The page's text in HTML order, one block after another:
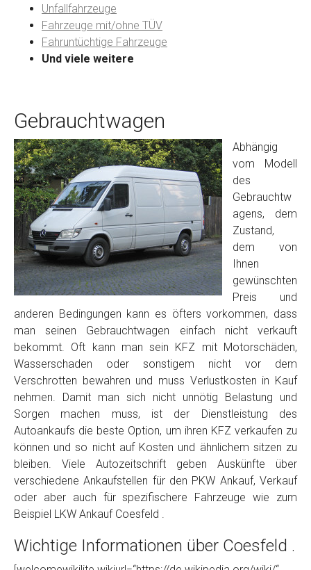
Name*
Email
PLZ und Ort
Foto Nr. 1
Foto Nr. 2
Foto Nr. 3
Sonstiges
Fertig
Wie viel ist 10+2 ?*
Unfallfahrzeuge
Fahrzeuge mit/ohne TÜV
Fahruntüchtige Fahrzeuge
Und viele weitere
Gebrauchtwagen
Abhängig
vom Modell
des
Gebrauchtw
agens, dem
Zustand,
dem von
Ihnen
gewünschten
Preis und
anderen Bedingungen kann es öfters vorkommen, dass
man seinen Gebrauchtwagen einfach nicht verkauft
bekommt. Oft kann man sein KFZ mit Motorschäden,
Wasserschaden oder sonstigem nicht vor dem
Verschrotten bewahren und muss Verlustkosten in Kauf
nehmen. Damit man sich nicht unnötig Belastung und
Sorgen machen muss, ist der Dienstleistung des
Autoankaufs die beste Option, um ihren KFZ verkaufen zu
können und so nicht auf Kosten und ähnlichem sitzen zu
bleiben. Viele Autozeitschrift geben Auskünfte über
verschiedene Ankaufstellen für den PKW Ankauf, Verkauf
oder aber auch für spezifischere Fahrzeuge wie zum
Beispiel LKW Ankauf Coesfeld .
Wichtige Informationen über Coesfeld .